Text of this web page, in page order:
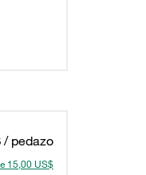
/ pedazo
15,00 US$